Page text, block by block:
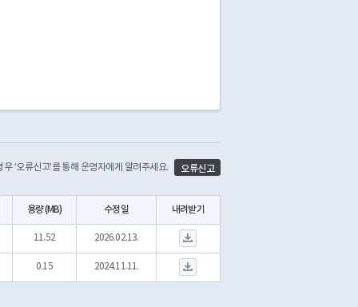
‘오류신고’를 통해 운영자에게 알려주세요. 오류신고
용량 (MB) 수정일 내려받기
11.52 2026.02.13.
A064_P_안전표시_20260213.zip 다운로드
0.15 2024.11.11.
교통안전시설물 테이블 정의서(표지).pdf 다운로드